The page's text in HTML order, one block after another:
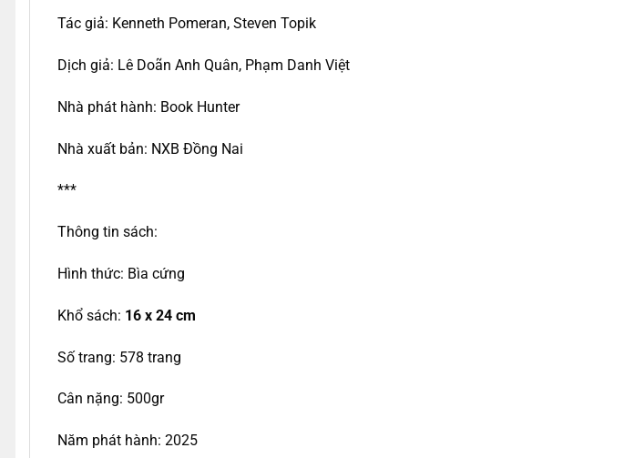
Tác giả: Kenneth Pomeran, Steven Topik
Dịch giả: Lê Doãn Anh Quân, Phạm Danh Việt
Nhà phát hành: Book Hunter
Nhà xuất bản: NXB Đồng Nai
***
Thông tin sách:
Hình thức: Bìa cứng
Khổ sách: 16 x 24 cm
Số trang: 578 trang
Cân nặng: 500gr
Năm phát hành: 2025